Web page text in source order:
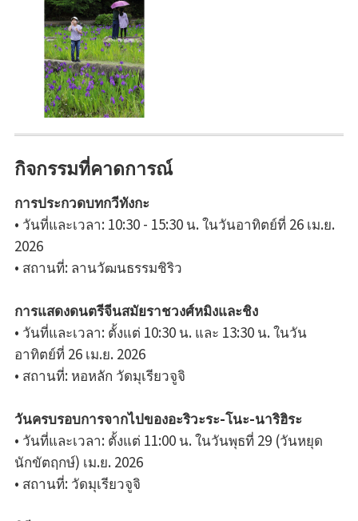
กิจกรรมที่คาดการณ์
การประกวดบทกวีทังกะ
• วันที่และเวลา: 10:30 - 15:30 น. ในวันอาทิตย์ที่ 26 เม.ย.
2026
• สถานที่: ลานวัฒนธรรมชิริว
การแสดงดนตรีจีนสมัยราชวงศ์หมิงและชิง
• วันที่และเวลา: ตั้งแต่ 10:30 น. และ 13:30 น. ในวัน
อาทิตย์ที่ 26 เม.ย. 2026
• สถานที่: หอหลัก วัดมุเรียวจูจิ
วันครบรอบการจากไปของอะริวะระ-โนะ-นาริฮิระ
• วันที่และเวลา: ตั้งแต่ 11:00 น. ในวันพุธที่ 29 (วันหยุด
นักขัตฤกษ์) เม.ย. 2026
• สถานที่: วัดมุเรียวจูจิ